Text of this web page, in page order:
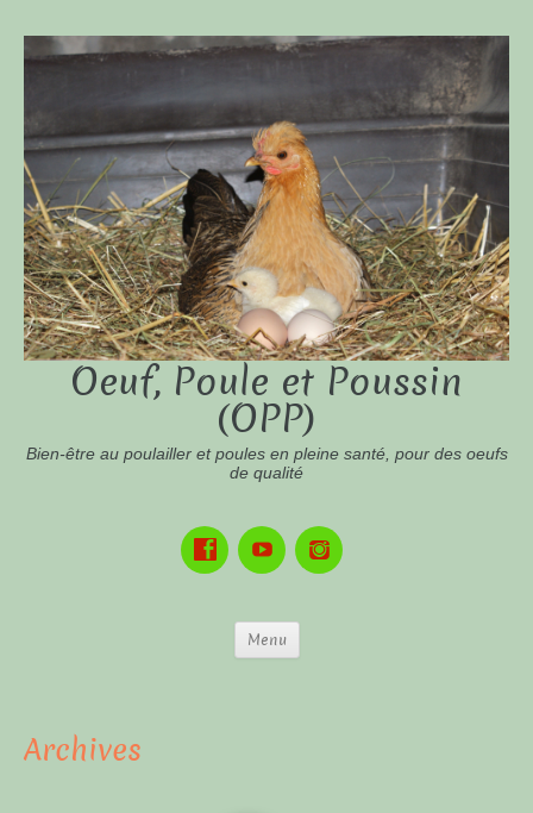
Oeuf, Poule et Poussin
(OPP)
Bien-être au poulailler et poules en pleine santé, pour des oeufs
de qualité
Menu
Archives